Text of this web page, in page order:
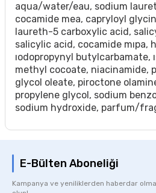
aqua/water/eau, sodium
cocamide mea, capryloyl
laureth-5 carboxylic acid,
salicylic acid, cocamide mıpa,
ıodopropynyl butylcarbamate,
methyl cocoate, niacinamide,
glycol oleate, piroctone
propylene glycol, sodium
sodium hydroxide, parfum/
E-Bülten Aboneliği
Kampanya ve yeniliklerden haberdar